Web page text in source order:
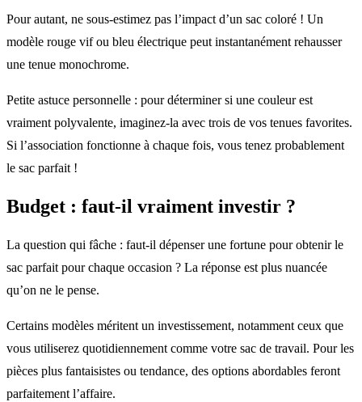
Pour autant, ne sous-estimez pas l’impact d’un sac coloré ! Un
modèle rouge vif ou bleu électrique peut instantanément rehausser
une tenue monochrome.
Petite astuce personnelle : pour déterminer si une couleur est
vraiment polyvalente, imaginez-la avec trois de vos tenues favorites.
Si l’association fonctionne à chaque fois, vous tenez probablement
le sac parfait !
Budget : faut-il vraiment investir ?
La question qui fâche : faut-il dépenser une fortune pour obtenir le
sac parfait pour chaque occasion ? La réponse est plus nuancée
qu’on ne le pense.
Certains modèles méritent un investissement, notamment ceux que
vous utiliserez quotidiennement comme votre sac de travail. Pour les
pièces plus fantaisistes ou tendance, des options abordables feront
parfaitement l’affaire.